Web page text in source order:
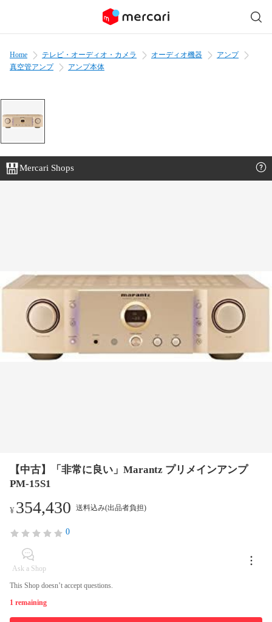
Home テレビ・オーディオ・カメラ オーディオ機器
アンプ
真空管アンプ
アンプ本体
Mercari Shops
【中古】「非常に良い」Marantz プリメインアンプ
PM-15S1
¥354,430 送料込み(出品者負担)
0
Ask a Shop
This Shop doesn’t accept questions.
1 remaining